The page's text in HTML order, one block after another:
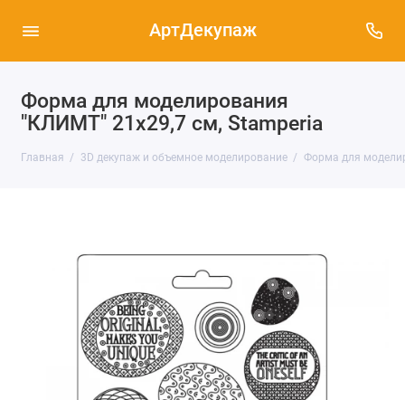
АртДекупаж
Форма для моделирования
"КЛИМТ" 21х29,7 см, Stamperia
Главная 3D декупаж и объемное моделирование Форма для